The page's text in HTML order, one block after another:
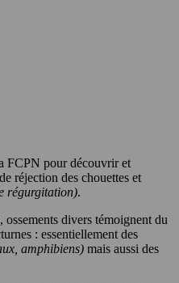
FCPN pour découvrir et
réjection des chouettes et
régurgitation).
ossements divers témoignent du
: essentiellement des
amphibiens) mais aussi des